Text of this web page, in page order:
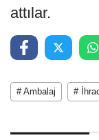
attılar.
# Ambalaj #